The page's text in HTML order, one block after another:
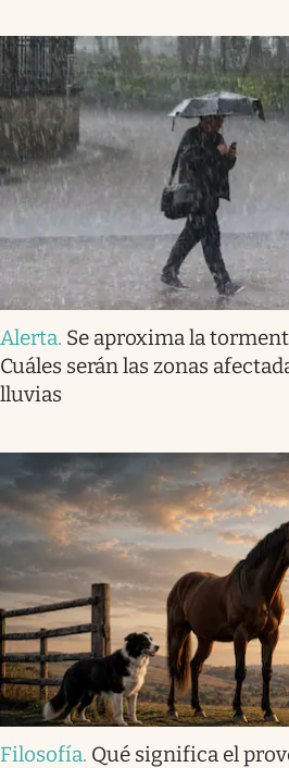
Alerta. Se aproxima la
Cuáles serán las zonas
lluvias
Filosofía. Qué significa el